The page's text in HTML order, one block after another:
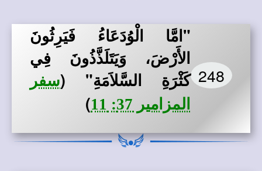
248
"امَّا الْوُدَعَاءُ فَيَرِثُونَ
الأَرْضَ، وَيَتَلَذَّذُونَ فِي
كَثْرَةِ السَّلاَمَةِ" (سفر
المزامير 37: 11
)